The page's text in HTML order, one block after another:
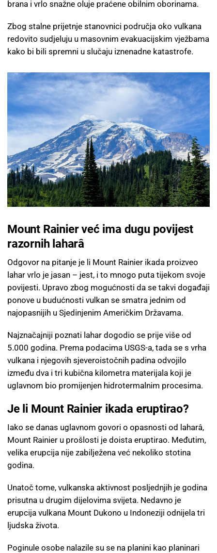
brana i vrlo snažne oluje praćene obilnim oborinama.
Zbog stalne prijetnje stanovnici područja oko vulkana
redovito sudjeluju u masovnim evakuacijskim vježbama
kako bi bili spremni u slučaju iznenadne katastrofe.
Mount Rainier već ima dugu povijest
razornih laharâ
Odgovor na pitanje je li Mount Rainier ikada proizveo
lahar vrlo je jasan – jest, i to mnogo puta tijekom svoje
povijesti. Upravo zbog mogućnosti da se takvi događaji
ponove u budućnosti vulkan se smatra jednim od
najopasnijih u Sjedinjenim Američkim Državama.
Najznačajniji poznati lahar dogodio se prije više od
5.000 godina. Prema podacima USGS-a, tada se s vrha
vulkana i njegovih sjeveroistočnih padina odvojilo
između dva i tri kubična kilometra materijala koji je
uglavnom bio promijenjen hidrotermalnim procesima.
Je li Mount Rainier ikada eruptirao?
Iako se danas uglavnom govori o opasnosti od laharâ,
Mount Rainier u prošlosti je doista eruptirao. Međutim,
velika erupcija nije zabilježena već nekoliko stotina
godina.
Unatoč tome, vulkanska aktivnost posljednjih je godina
prisutna u drugim dijelovima svijeta. Nedavno je
erupcija vulkana Mount Dukono u Indoneziji odnijela tri
ljudska života.
Poginule osobe nalazile su se na planini kao planinari